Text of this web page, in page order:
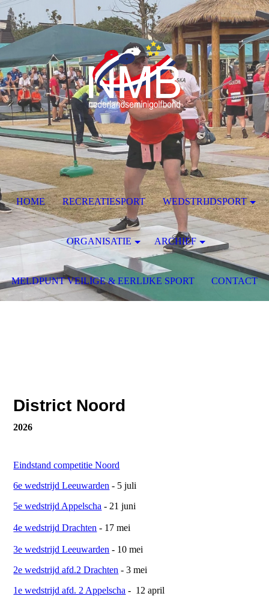
District Noord
2026
Eindstand competitie Noord
6e wedstrijd Leeuwarden - 5 juli
5e wedstrijd Appelscha - 21 juni
4e wedstrijd Drachten - 17 mei
3e wedstrijd Leeuwarden - 10 mei
2e wedstrijd afd.2 Drachten - 3 mei
1e wedstrijd afd. 2 Appelscha - 12 april
HOME RECREATIESPORT WEDSTRIJDSPORT
ORGANISATIE ARCHIEF
MELDPUNT VEILIGE & EERLIJKE SPORT CONTACT